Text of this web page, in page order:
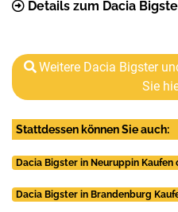
Details zum Dacia
Weitere Dacia Bigster
Sie
Stattdessen können Sie auch:
Dacia Bigster in Neuruppin Kaufen
Dacia Bigster in Brandenburg